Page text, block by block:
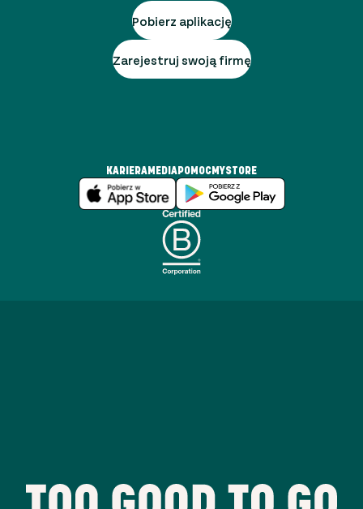
Pobierz aplikację
Zarejestruj swoją firmę
KARIERA MEDIA POMOC MYSTORE